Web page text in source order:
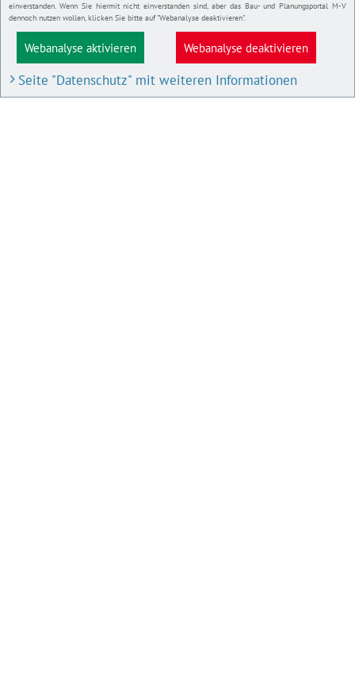
einverstanden. Wenn Sie hiermit nicht einverstanden sind, aber das Bau- und Planungsportal M-V
dennoch nutzen wollen, klicken Sie bitte auf "Webanalyse deaktivieren".
Webanalyse aktivieren Webanalyse deaktivieren
Seite "Datenschutz" mit weiteren Informationen